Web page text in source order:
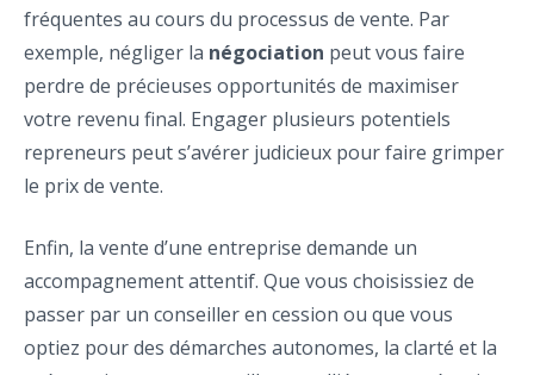
fréquentes au cours du processus de vente. Par
exemple, négliger la négociation peut vous faire
perdre de précieuses opportunités de maximiser
votre revenu final. Engager plusieurs potentiels
repreneurs peut s’avérer judicieux pour faire grimper
le prix de vente.
Enfin, la vente d’une entreprise demande un
accompagnement attentif. Que vous choisissiez de
passer par un conseiller en cession ou que vous
optiez pour des démarches autonomes, la clarté et la